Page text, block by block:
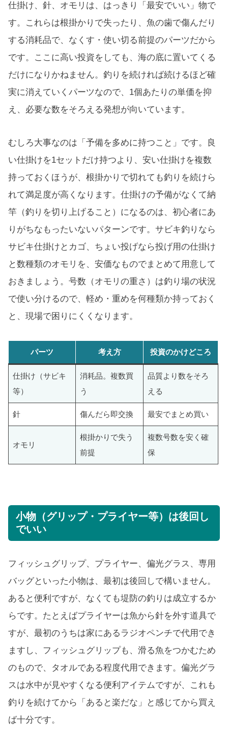
仕掛け、針、オモリは、はっきり「最安でいい」物で
す。これらは根掛かりで失ったり、魚の歯で傷んだり
する消耗品で、なくす・使い切る前提のパーツだから
です。ここに高い投資をしても、海の底に置いてくる
だけになりかねません。釣りを続ければ続けるほど確
実に消えていくパーツなので、1個あたりの単価を抑
え、必要な数をそろえる発想が向いています。
むしろ大事なのは「予備を多めに持つこと」です。良
い仕掛けを1セットだけ持つより、安い仕掛けを複数
持っておくほうが、根掛かりで切れても釣りを続けら
れて満足度が高くなります。仕掛けの予備がなくて納
竿（釣りを切り上げること）になるのは、初心者にあ
りがちなもったいないパターンです。サビキ釣りなら
サビキ仕掛けとカゴ、ちょい投げなら投げ用の仕掛け
と数種類のオモリを、安価なものでまとめて用意して
おきましょう。号数（オモリの重さ）は釣り場の状況
で使い分けるので、軽め・重めを何種類か持っておく
と、現場で困りにくくなります。
パーツ 考え方 投資のかけどころ
仕掛け（サビキ
等）
消耗品。複数買
う
品質より数をそろ
える
針 傷んだら即交換 最安でまとめ買い
オモリ
根掛かりで失う
前提
複数号数を安く確
保
小物（グリップ・プライヤー等）は後回し
でいい
フィッシュグリップ、プライヤー、偏光グラス、専用
バッグといった小物は、最初は後回しで構いません。
あると便利ですが、なくても堤防の釣りは成立するか
らです。たとえばプライヤーは魚から針を外す道具で
すが、最初のうちは家にあるラジオペンチで代用でき
ますし、フィッシュグリップも、滑る魚をつかむため
のもので、タオルである程度代用できます。偏光グラ
スは水中が見やすくなる便利アイテムですが、これも
釣りを続けてから「あると楽だな」と感じてから買え
ば十分です。